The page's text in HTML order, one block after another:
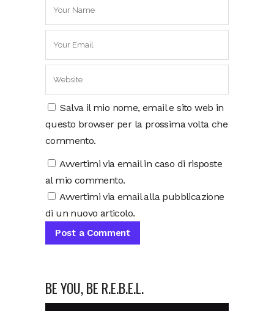
Salva il mio nome, email e sito web in
questo browser per la prossima volta che
commento.
Avvertimi via email in caso di risposte
al mio commento.
Avvertimi via email alla pubblicazione
di un nuovo articolo.
BE YOU, BE R.E.B.E.L.